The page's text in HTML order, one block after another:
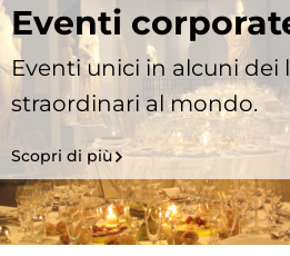
Eventi
Eventi unici in alcuni dei
straordinari al mondo.
Scopri di più